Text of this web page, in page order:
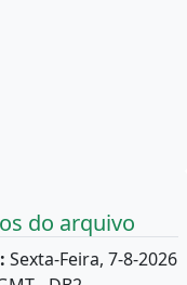
do arquivo
Sexta-Feira, 7-8-2026